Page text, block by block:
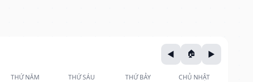
THỨ NĂM THỨ SÁU THỨ BẢY CHỦ NHẬT